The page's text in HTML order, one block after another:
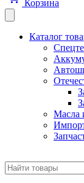
Корзина
Каталог
Масла